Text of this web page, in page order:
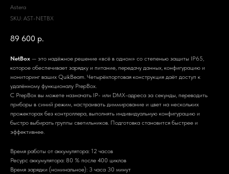
Astera
SKU: AST-NETBX
89 600 р.
NetBox — это надёжное решение «всё в одном» со степенью защиты IP65,
которое обеспечивает зарядку и питание, передачу данных, конфигурацию и
мониторинг ваших QuikBeam. Четырёхпортовая конструкция даёт доступ к
удалённому функционалу PrepBox.
С PrepBox вы можете назначать IP- или DMX-адреса за секунды, переводить
приборы в синий режим, настраивать диммирование и цвет на нескольких
прожекторах без контроллера, выполнять индивидуальную конфигурацию и
быстро выбирать группы светильников. Подготовка становится быстрее и
эффективнее.
Время работы от аккумулятора: 12 часов
Ресурс аккумулятора: 80 % после 400 циклов
Время зарядки (номинальное): 3 часа 30 минут